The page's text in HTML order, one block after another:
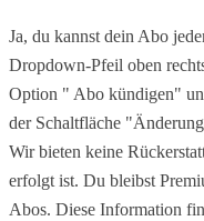
Ja, du kannst dein Abo
Dropdown-Pfeil oben
Option " Abo kündigen"
der Schaltfläche
Wir bieten keine
erfolgt ist. Du bleibst
Abos. Diese Information